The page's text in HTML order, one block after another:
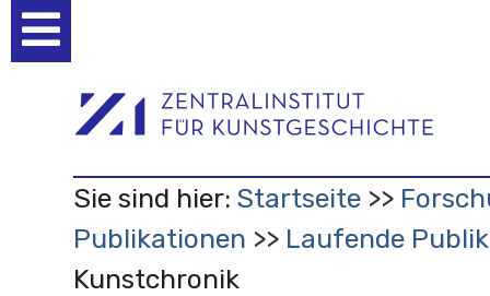
Werkzeuge
Sie sind hier: Startseite
Publikationen
Laufende
Kunstchronik